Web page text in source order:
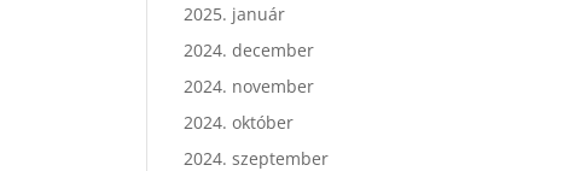
2025. január
2024. december
2024. november
2024. október
2024. szeptember